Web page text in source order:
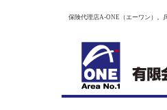
保険代理店A-ONE（エーワン）。